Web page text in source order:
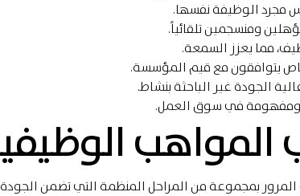
مجرد الوظيفة نفسها.
ومنسجمين تلقائياً.
مما يعزز السمعة.
يتوافقون مع قيم المؤسسة.
الجودة غير الباحثة بنشاط.
ومفهومة في سوق العمل.
بمجموعة من المراحل المنظمة التي تضمن الجودة